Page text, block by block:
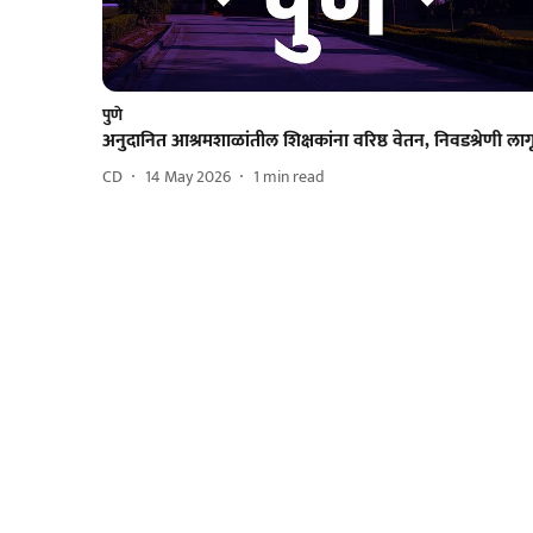
पुणे
अनुदानित आश्रमशाळांतील शिक्षकांना वरिष्ठ वेतन, निवडश्रेणी
CD 14 May 2026 1 min read